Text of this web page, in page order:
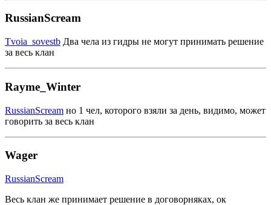
RussianScream
Tvoia_sovestb Два чела из гидры не могут принимать решение
за весь клан
Rayme_Winter
RussianScream но 1 чел, которого взяли за день, видимо, может
говорить за весь клан
Wager
RussianScream
Весь клан же принимает решение в договорняках, ок